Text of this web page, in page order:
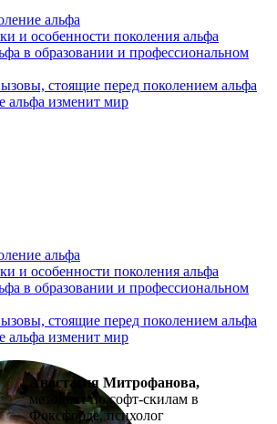
альфа
и особенности поколения альфа
в образовании и профессиональном
стоящие перед поколением альфа
альфа изменит мир
альфа
и особенности поколения альфа
в образовании и профессиональном
стоящие перед поколением альфа
альфа изменит мир
Анастасия Митрофанова,
методист по софт-скилам в
Фоксфорде, психолог